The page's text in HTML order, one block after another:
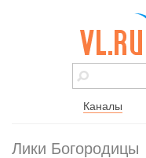
vl.ru - сайт
города
Каналы
Лики Богородицы